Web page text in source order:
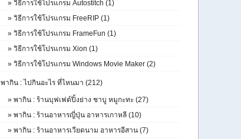
» วิธีการใช้โปรแกรม Autostitch (1)
» วิธีการใช้โปรแกรม FreeRIP (1)
» วิธีการใช้โปรแกรม FrameFun (1)
» วิธีการใช้โปรแกรม Xion (1)
» วิธีการใช้โปรแกรม Windows Movie Maker (2)
พากิน : ไปกินอะไร ที่ไหนมา (212)
» พากิน : ร้านบุฟเฟต์ปิ้งย่าง ชาบู หมูกะทะ (27)
» พากิน : ร้านอาหารญี่ปุ่น อาหารเกาหลี (10)
» พากิน : ร้านอาหารเวียดนาม อาหารอีสาน (7)